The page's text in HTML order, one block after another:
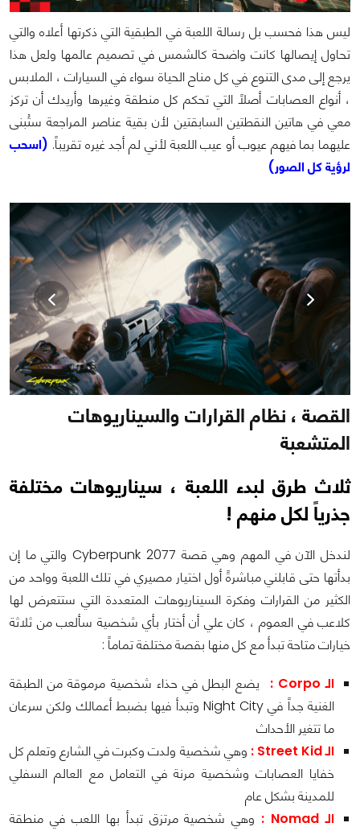
ليس هذا فحسب بل رسالة اللعبة في الطبقية التي ذكرتها أعلاه والتي
تحاول إيصالها كانت واضحة كالشمس في تصميم عالمها ولعل هذا
يرجع إلى مدى التنوع في كل مناح الحياة سواء في السيارات ، الملابس
، أنواع العصابات أصلاً التي تحكم كل منطقة وغيرها وأريدك أن تركز
معي في هاتين النقطتين السابقتين لأن بقية عناصر المراجعة ستُبنى
عليهما بما فيهم عيوب أو عيب اللعبة لأني لم أجد غيره تقريباً. (اسحب
لرؤية كل الصور)
القصة ، نظام القرارات والسيناريوهات
المتشعبة
ثلاث طرق لبدء اللعبة ، سيناريوهات مختلفة
جذرياً لكل منهم !
لندخل الآن في المهم وهي قصة Cyberpunk 2077 والتي ما إن
بدأتها حتى قابلني مباشرةً أول اختيار مصيري في تلك اللعبة وواحد من
الكثير من القرارات وفكرة السيناريوهات المتعددة التي ستتعرض لها
كلاعب في العموم ، كان علي أن أختار بأي شخصية سألعب من ثلاثة
خيارات متاحة تبدأ مع كل منها بقصة مختلفة تماماً :
الـ Corpo :
يضع البطل في حذاء شخصية مرموقة من الطبقة
الغنية جداً في Night City وتبدأ فيها بضبط أعمالك ولكن سرعان
ما تتغير الأحداث
الـ Street Kid :
وهي شخصية ولدت وكبرت في الشارع وتعلم كل
خفايا العصابات وشخصية مرنة في التعامل مع العالم السفلي
للمدينة بشكل عام
الـ Nomad :
وهي شخصية مرتزق تبدأ بها اللعب في منطقة